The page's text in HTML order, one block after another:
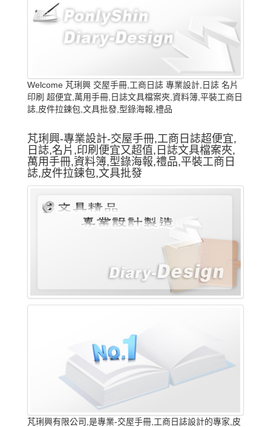
Welcome 芃琍興 交屋手冊,工商日誌 專業設計,日誌 名片
印刷 超便宜,萬用手冊,日誌文具檔案夾,資料簿,平裝工商日
誌,皮件拉鍊包,文具批發,型錄海報,禮品
芃琍興-專業設計-交屋手冊,工商日誌超便宜,
日誌,名片,印刷便宜又超值,日誌文具檔案夾,
萬用手冊,資料簿,型錄海報,禮品,平裝工商日
誌,皮件拉鍊包,文具批發
芃琍興有限公司,是專業-交屋手冊,工商日誌設計的專家,皮